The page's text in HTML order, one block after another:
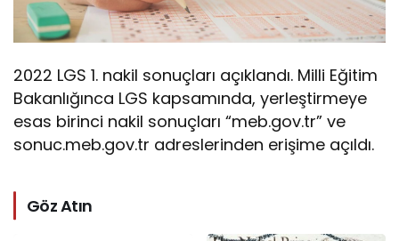
2022 LGS 1. nakil sonuçları açıklandı. Milli Eğitim
Bakanlığınca LGS kapsamında, yerleştirmeye
esas birinci nakil sonuçları “meb.gov.tr” ve
sonuc.meb.gov.tr adreslerinden erişime açıldı.
Göz Atın